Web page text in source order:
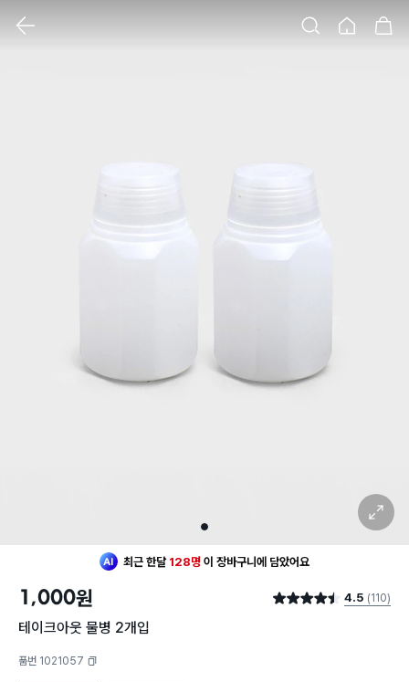
1
확대 보기
최근 한달 128명 이 장바구니에 담았어요
1,000원 별점 4.5점 4.5 (110)
테이크아웃 물병 2개입
품번 1021057